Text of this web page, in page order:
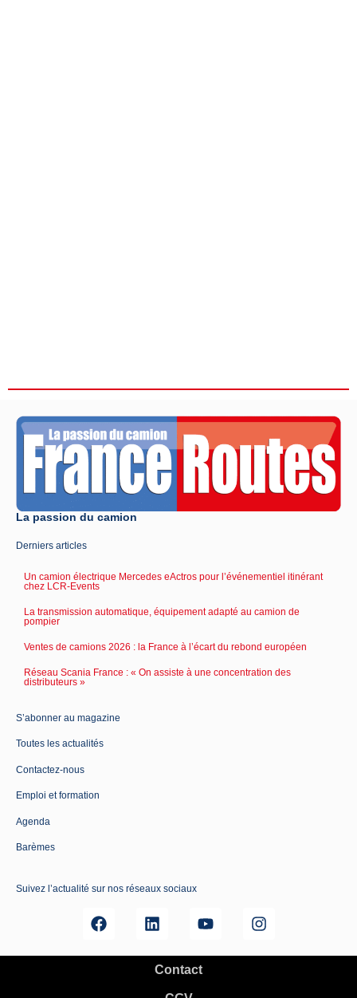
La passion du camion
Derniers articles
Un camion électrique Mercedes eActros pour l’événementiel itinérant
chez LCR-Events
La transmission automatique, équipement adapté au camion de
pompier
Ventes de camions 2026 : la France à l’écart du rebond européen
Réseau Scania France : « On assiste à une concentration des
distributeurs »
S’abonner au magazine
Toutes les actualités
Contactez-nous
Emploi et formation
Agenda
Barèmes
Suivez l’actualité sur nos réseaux sociaux
Contact